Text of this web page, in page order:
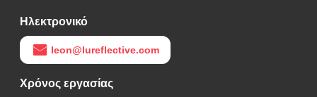
Ηλεκτρονικό
leon@lureflective.com
Χρόνος εργασίας